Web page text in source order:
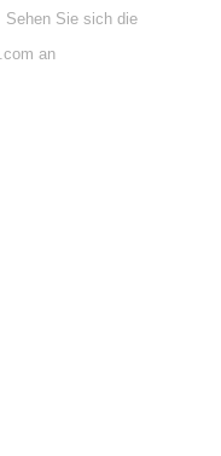
Sehen Sie sich die
an